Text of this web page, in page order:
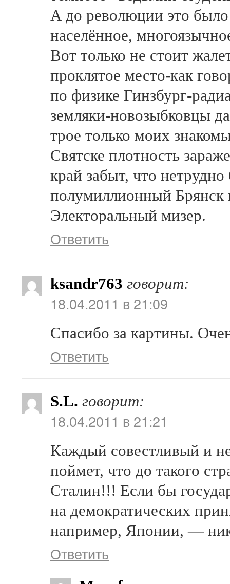
А до революции это было
населённое,
Вот только не стоит
проклятое место-как
по физике Гинзбург-
земляки-новозыбковцы
трое только моих
Святске плотность
край забыт, что
полумиллионный Брянск
Электоральный мизер.
Ответить
ksandr763 говорит:
18.04.2011 в 21:09
Спасибо за картины.
Ответить
S.L. говорит:
18.04.2011 в 21:21
Каждый совестливый и
поймет, что до такого
Сталин!!! Если бы
на демократических
например, Японии, —
Ответить